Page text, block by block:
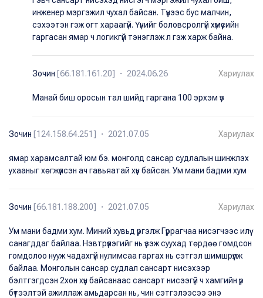
инженер мэргэжил чухал байсан. Түүнээс бус малчин,
сэхээтэн гэж огт хараагүй. Үүнийг боловсролгүй хүмүүсийн
гаргасан ямар ч логикгүй тэнэглэж л гэж харж байна.
Зочин [66.181.161.20] ・ 2024.06.26 Хариулах
Манай биш оросын тал шийд гаргана 100 эрхэм үз
Зочин [124.158.64.251] ・ 2021.07.05 Хариулах
ямар харамсалтай юм бэ. монголд сансар судлалын шинжлэх
ухааныг хөгжүүлсэн ач гавьяатай хүн байсан. Ум мани бадми хум
Зочин [66.181.188.200] ・ 2021.07.05 Хариулах
Ум мани бадми хум. Миний хувьд үргэлж Гүррагчаа нисэгчээс илүү
санагддаг байлаа. Нэвтрүүлэгийг нь үзэж суухад төрдөө гомдсон
гомдолоо нууж чадахгүй нулимсаа гаргах нь сэтгэл шимшрүүлж
байлаа. Монголын сансар судлал сансарт нисэхээр
бэлтгэгдсэн 2хон хүн байсанаас сансарт нисээгүй ч хамгийн үр
бүтээлтэй ажиллаж амьдарсан нь, чин сэтгэлээсээ энэ